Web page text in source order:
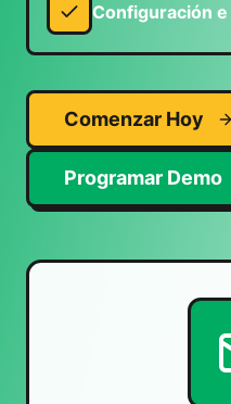
Configuración
Comenzar Hoy
Programar Demo